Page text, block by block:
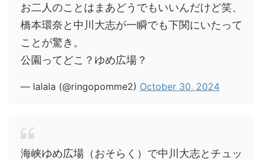
お二人のことはまあどうでもいいんだけど笑、
橋本環奈と中川大志が一瞬でも下関にいたって
ことが驚き。
公園ってどこ？ゆめ広場？
— lalala (@ringopomme2) October 30, 2024
海峡ゆめ広場（おそらく）で中川大志とチュッ